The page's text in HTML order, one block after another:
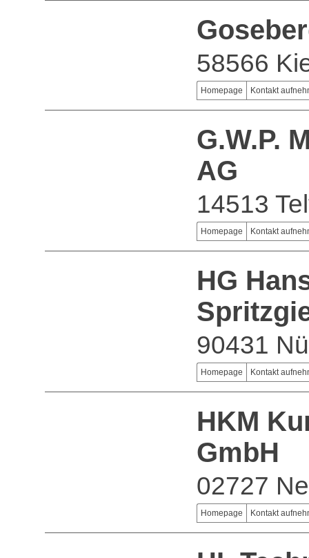
58566
Homepage Kontakt
G.W.P.
AG
14513
Homepage Kontakt
HG
90431
Homepage Kontakt
HKM
GmbH
02727
Homepage Kontakt